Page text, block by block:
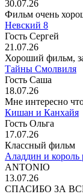
30.07.26
Фильм очень
Невский 8
Гость Сергей
21.07.26
Хороший фильм,
Тайны Смолвиля
Гость Саша
18.07.26
Мне интересно
Кишан и Канхайя
Гость Ольга
17.07.26
Классный фильм
Аладдин и король
ANTONIO
13.07.26
СПАСИБО ЗА